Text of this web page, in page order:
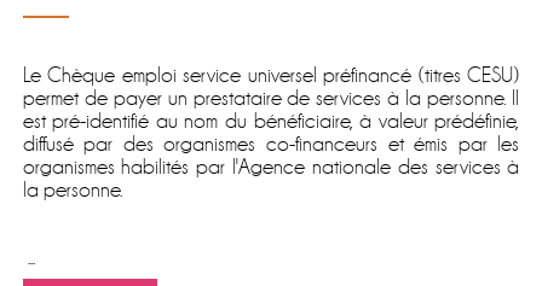
LeChèque emploi service universel préfinancé (titres CESU)
permet de payer un prestataire de services à la personne. Il
est pré-identifié au nom du bénéficiaire, à valeur prédéfinie,
diffusé par des organismes co-financeurs et émis par les
organismes habilités par l'Agence nationale des services à
la personne.
...